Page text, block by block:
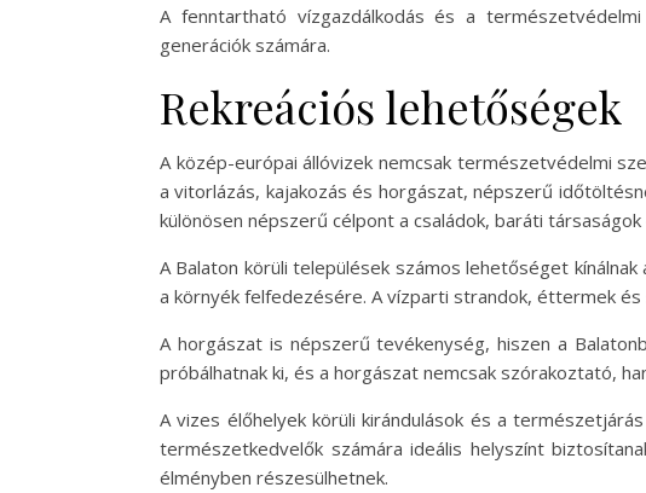
A fenntartható vízgazdálkodás és a
generációk számára.
Rekreációs lehetőségek
A közép-európai állóvizek nemcsak természetvédelmi
a vitorlázás, kajakozás és horgászat, népszerű
különösen népszerű célpont a családok, baráti
A Balaton körüli települések számos lehetőséget
a környék felfedezésére. A vízparti strandok, éttermek
A horgászat is népszerű tevékenység, hiszen a
próbálhatnak ki, és a horgászat nemcsak szórakoztató,
A vizes élőhelyek körüli kirándulások és a
természetkedvelők számára ideális helyszínt
élményben részesülhetnek.